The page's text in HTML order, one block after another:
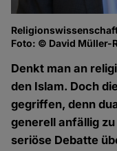
Foto: © David Müller-
Denkt man an
den Islam. Doch
gegriffen, denn
generell anfällig
seriöse Debatte